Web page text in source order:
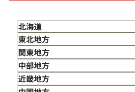
北海道
東北地方
青森県
岩手県
宮城県
秋田県
関東地方
東京都
神奈川県
中部地方
新潟県
近畿地方